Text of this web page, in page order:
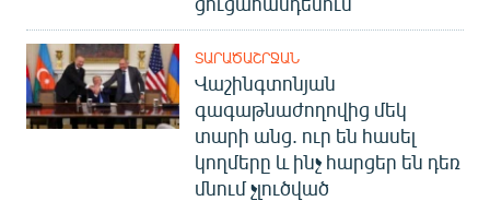
ՏԱՐԱԾԱՇՐՋԱՆ
Վաշինգտոնյան
գագաթնաժողովից մեկ
տարի անց. ուր են հասել
կողմերը և ինչ հարցեր են դեռ
մնում չլուծված